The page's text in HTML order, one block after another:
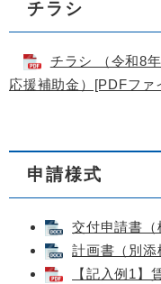
チラシ
チラシ （令和8
応援補助金）[PDFファ
申請様式
交付申請書
計画書（別
【記入例1】